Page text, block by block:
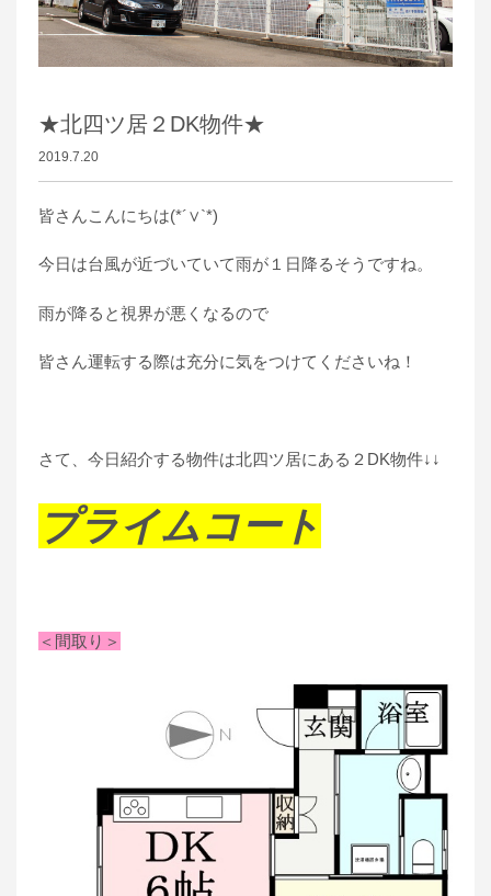
★北四ツ居２DK物件★
2019.7.20
皆さんこんにちは(*´∨`*)
今日は台風が近づいていて雨が１日降るそうですね。
雨が降ると視界が悪くなるので
皆さん運転する際は充分に気をつけてくださいね！
さて、今日紹介する物件は北四ツ居にある２DK物件↓↓
プライムコート
＜間取り＞